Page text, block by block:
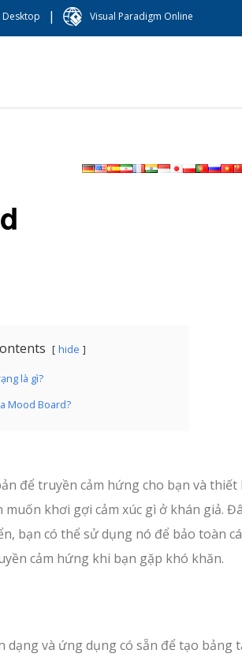
Desktop | Visual Paradigm Online
hide
là gì?
Mood Board?
để truyền cảm hứng cho bạn và thiết
khơi gợi cảm xúc gì ở khán giả.
bạn có thể sử dụng nó để bảo toàn
cảm hứng khi bạn gặp khó khăn.
và ứng dụng có sẵn để tạo bảng